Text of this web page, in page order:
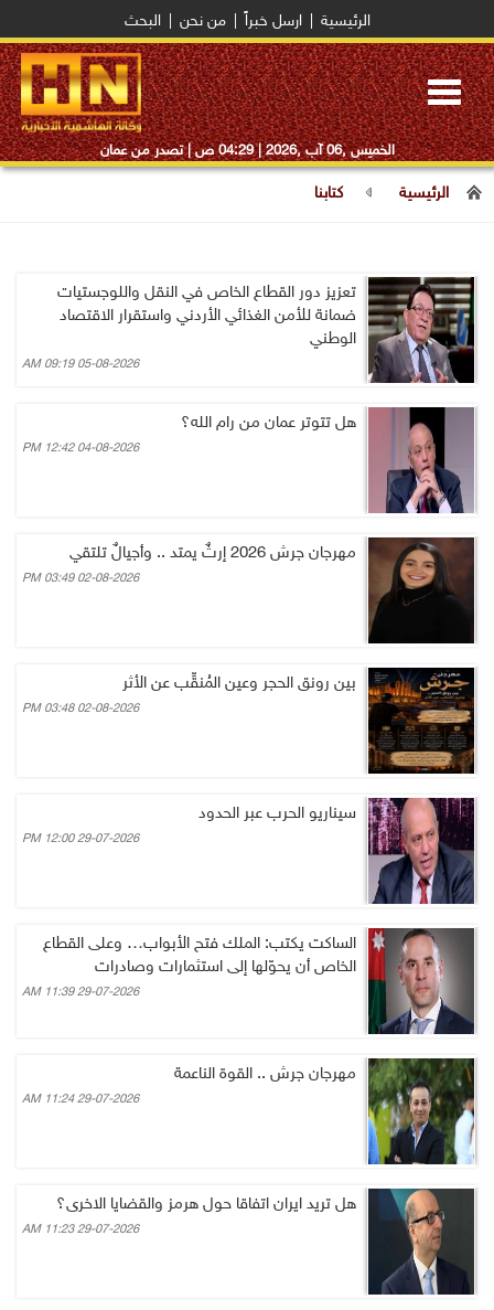
الرئيسية ارسل خبراً من نحن البحث
Toggle
navigation
الخميس ,06 آب ,2026 | 04:29 ص | تصدر من عمان
الرئيسية كتابنا
تعزيز دور القطاع الخاص في النقل واللوجستيات
ضمانة للأمن الغذائي الأردني واستقرار الاقتصاد
الوطني
05-08-2026 09:19 AM
هل تتوتر عمان من رام الله؟
04-08-2026 12:42 PM
مهرجان جرش 2026 إرثٌ يمتد .. وأجيالٌ تلتقي
02-08-2026 03:49 PM
بين رونق الحجر وعين المُنقِّب عن الأثر
02-08-2026 03:48 PM
سيناريو الحرب عبر الحدود
29-07-2026 12:00 PM
الساكت يكتب: الملك فتح الأبواب… وعلى القطاع
الخاص أن يحوّلها إلى استثمارات وصادرات
29-07-2026 11:39 AM
مهرجان جرش .. القوة الناعمة
29-07-2026 11:24 AM
هل تريد ايران اتفاقا حول هرمز والقضايا الاخرى؟
29-07-2026 11:23 AM